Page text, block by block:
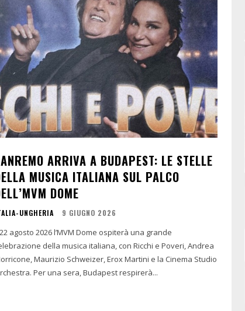
ARRIVA A BUDAPEST: LE STELLE
MUSICA ITALIANA SUL PALCO
DOME
UNGHERIA 9 GIUGNO 2026
agosto 2026 l’MVM Dome ospiterà una grande
della musica italiana, con Ricchi e Poveri, Andrea
Maurizio Schweizer, Erox Martini e la Cinema Studio
Orchestra. Per una sera, Budapest respirerà...